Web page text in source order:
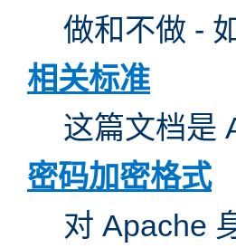
做和不做 -
相关标准
这篇文档是
密码加密格式
对 Apache